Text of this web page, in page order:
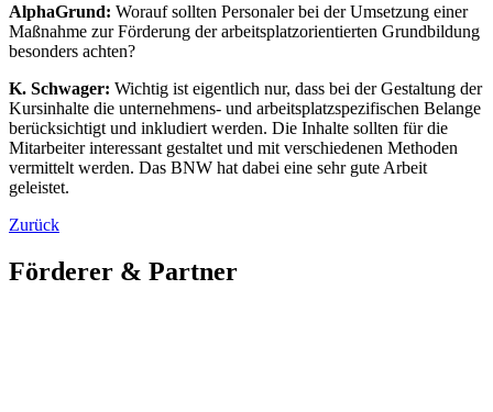
AlphaGrund: Worauf sollten Personaler bei der Umsetzung einer
Maßnahme zur Förderung der arbeitsplatzorientierten Grundbildung
besonders achten?
K. Schwager: Wichtig ist eigentlich nur, dass bei der Gestaltung der
Kursinhalte die unternehmens- und arbeitsplatzspezifischen Belange
berücksichtigt und inkludiert werden. Die Inhalte sollten für die
Mitarbeiter interessant gestaltet und mit verschiedenen Methoden
vermittelt werden. Das BNW hat dabei eine sehr gute Arbeit
geleistet.
Zurück
Förderer & Partner